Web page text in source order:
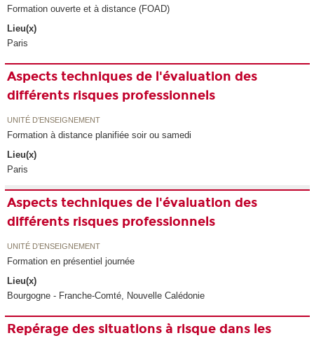
Formation ouverte et à distance (FOAD)
Lieu(x)
Paris
Aspects techniques de l'évaluation des
différents risques professionnels
UNITÉ D’ENSEIGNEMENT
Formation à distance planifiée soir ou samedi
Lieu(x)
Paris
Aspects techniques de l'évaluation des
différents risques professionnels
UNITÉ D’ENSEIGNEMENT
Formation en présentiel journée
Lieu(x)
Bourgogne - Franche-Comté, Nouvelle Calédonie
Repérage des situations à risque dans les